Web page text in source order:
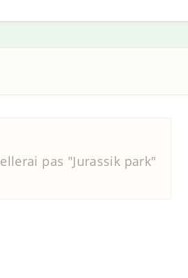
pas "Jurassik park"